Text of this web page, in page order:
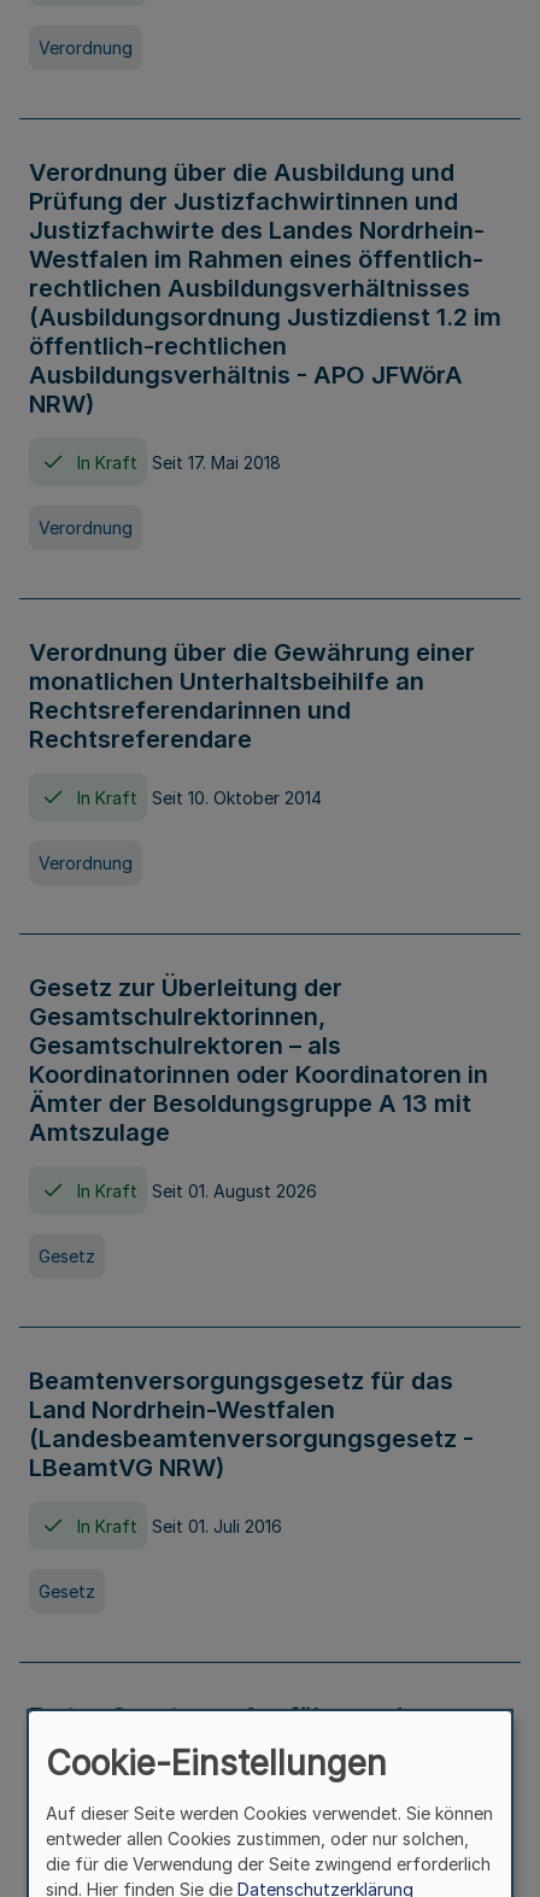
Verordnung
Verordnung über die Ausbildung und
Prüfung der Justizfachwirtinnen und
Justizfachwirte des Landes Nordrhein-
Westfalen im Rahmen eines öffentlich-
rechtlichen Ausbildungsverhältnisses
(Ausbildungsordnung Justizdienst 1.2 im
öffentlich-rechtlichen
Ausbildungsverhältnis - APO JFWörA
NRW)
In Kraft Seit 17. Mai 2018
Verordnung
Verordnung über die Gewährung einer
monatlichen Unterhaltsbeihilfe an
Rechtsreferendarinnen und
Rechtsreferendare
In Kraft Seit 10. Oktober 2014
Verordnung
Gesetz zur Überleitung der
Gesamtschulrektorinnen,
Gesamtschulrektoren – als
Koordinatorinnen oder Koordinatoren in
Ämter der Besoldungsgruppe A 13 mit
Amtszulage
In Kraft Seit 01. August 2026
Gesetz
Beamtenversorgungsgesetz für das
Land Nordrhein-Westfalen
(Landesbeamtenversorgungsgesetz -
LBeamtVG NRW)
In Kraft Seit 01. Juli 2016
Gesetz
Erstes Gesetz zur Ausführung des
Kinder- und Jugendhilfegesetzes - AG -
KJHG -
In Kraft Seit 01. Januar 1991
Cookie-Einstellungen
Auf dieser Seite werden Cookies verwendet. Sie können
entweder allen Cookies zustimmen, oder nur solchen,
die für die Verwendung der Seite zwingend erforderlich
sind. Hier finden Sie die Datenschutzerklärung